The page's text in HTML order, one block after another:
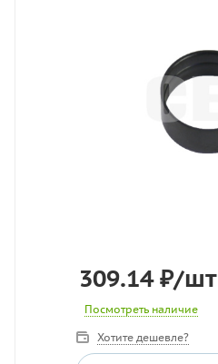
309.14₽/шт
Посмотреть наличие
Хотите дешевле?